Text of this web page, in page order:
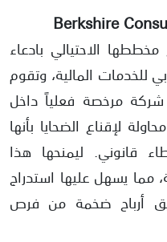
الاحتيالي بادعاء
المالية، وتقوم
شركة مرخصة فعلياً داخل
لإقناع الضحايا بأنها
قانوني. ليمنحها هذا
مما يسهل عليها استدراج
أرباح ضخمة من فرص